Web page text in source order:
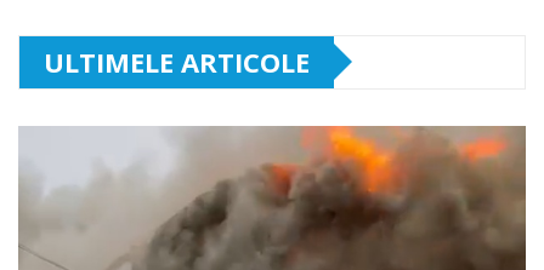
ULTIMELE ARTICOLE